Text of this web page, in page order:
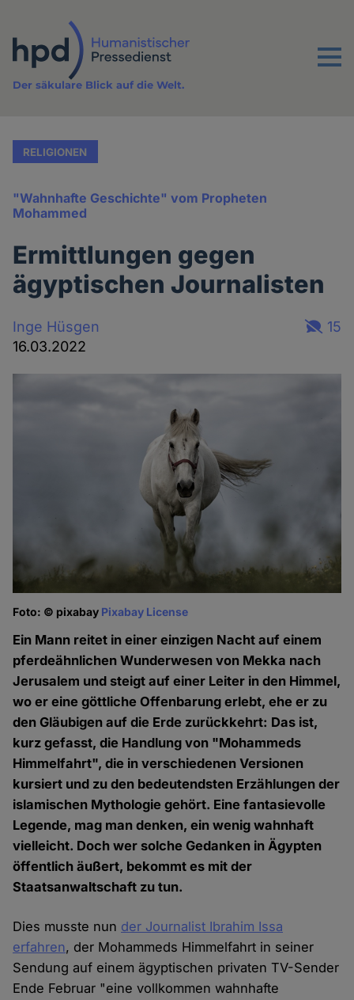
Inhalt
Menu
Der säkulare Blick auf die Welt.
RELIGIONEN
"Wahnhafte Geschichte" vom Propheten
Mohammed
Ermittlungen gegen
ägyptischen Journalisten
Inge Hüsgen
16.03.2022
15
Foto: © pixabay Pixabay License
Ein Mann reitet in einer einzigen Nacht auf einem
pferdeähnlichen Wunderwesen von Mekka nach
Jerusalem und steigt auf einer Leiter in den Himmel,
wo er eine göttliche Offenbarung erlebt, ehe er zu
den Gläubigen auf die Erde zurückkehrt: Das ist,
kurz gefasst, die Handlung von "Mohammeds
Himmelfahrt", die in verschiedenen Versionen
kursiert und zu den bedeutendsten Erzählungen der
islamischen Mythologie gehört. Eine fantasievolle
Legende, mag man denken, ein wenig wahnhaft
vielleicht. Doch wer solche Gedanken in Ägypten
öffentlich äußert, bekommt es mit der
Staatsanwaltschaft zu tun.
Dies musste nun der Journalist Ibrahim Issa
erfahren, der Mohammeds Himmelfahrt in seiner
Sendung auf einem ägyptischen privaten TV-Sender
Ende Februar "eine vollkommen wahnhafte